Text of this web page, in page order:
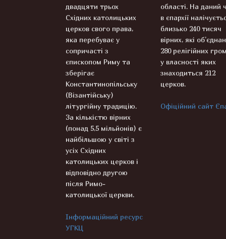
двадцяти трьох
Східних католицьких
церков свого права,
яка перебуває у
сопричасті з
єпископом Риму та
зберігає
Константинопільську
(Візантійську)
літургійну традицію.
За кількістю вірних
(понад 5,5 мільйонів) є
найбільшою у світі з
усіх Східних
католицьких церков і
відповідно другою
після Римо-
католицької церкви.
Інформаційний ресурс
УГКЦ
області. На даний
в єпархії
близько 240 тисяч
вірних, які
280 релігійних
у власності яких
знаходиться 212
церков.
Офіційний сайт